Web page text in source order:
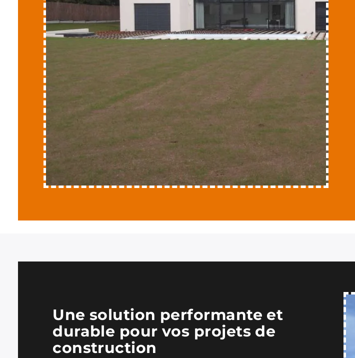
Une solution performante et
durable pour vos projets de
construction